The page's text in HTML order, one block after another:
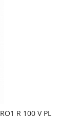
R 100 V PL